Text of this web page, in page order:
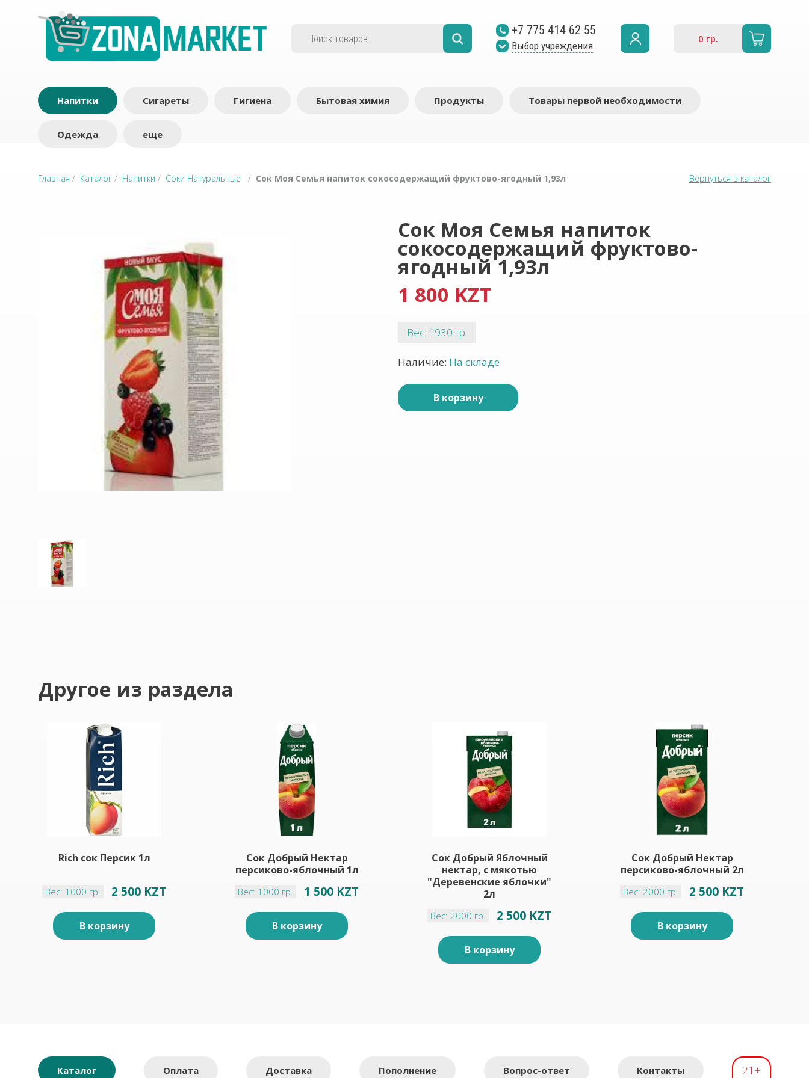
+7 775 414 62 55
Выбор учреждения
0 гр.
Напитки Сигареты Гигиена Бытовая химия Продукты Товары первой необходимости
Одежда еще
Главная / Каталог / Напитки / Соки Натуральные / Сок Моя Семья напиток сокосодержащий фруктово-ягодный 1,93л Вернуться в каталог
Сок Моя Семья напиток
сокосодержащий фруктово-
ягодный 1,93л
1 800 KZT
Вес: 1930 гр.
Наличие: На складе
В корзину
Другое из раздела
Rich сок Персик 1л
Вес: 1000 гр. 2 500 KZT
В корзину
Сок Добрый Нектар
персиково-яблочный 1л
Вес: 1000 гр. 1 500 KZT
В корзину
Сок Добрый Яблочный
нектар, с мякотью
"Деревенские яблочки"
2л
Вес: 2000 гр. 2 500 KZT
В корзину
Сок Добрый Нектар
персиково-яблочный 2л
Вес: 2000 гр. 2 500 KZT
В корзину
Каталог Оплата Доставка Пополнение Вопрос-ответ Контакты 21+